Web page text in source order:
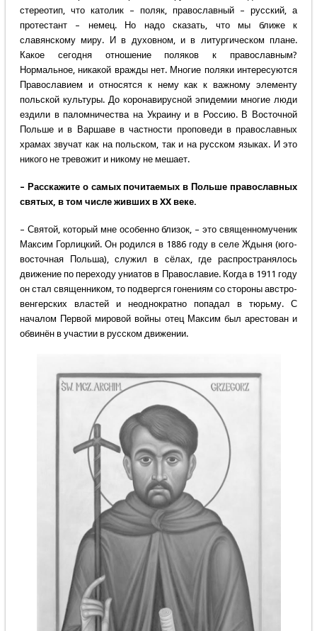
стереотип, что католик – поляк, православный – русский, а
протестант – немец. Но надо сказать, что мы ближе к
славянскому миру. И в духовном, и в литургическом плане.
Какое сегодня отношение поляков к православным?
Нормальное, никакой вражды нет. Многие поляки интересуются
Православием и относятся к нему как к важному элементу
польской культуры. До коронавирусной эпидемии многие люди
ездили в паломничества на Украину и в Россию. В Восточной
Польше и в Варшаве в частности проповеди в православных
храмах звучат как на польском, так и на русском языках. И это
никого не тревожит и никому не мешает.
– Расскажите о самых почитаемых в Польше православных
святых, в том числе живших в XX веке.
– Святой, который мне особенно близок, – это священномученик
Максим Горлицкий. Он родился в 1886 году в селе Ждыня (юго-
восточная Польша), служил в сёлах, где распространялось
движение по переходу униатов в Православие. Когда в 1911 году
он стал священником, то подвергся гонениям со стороны австро-
венгерских властей и неоднократно попадал в тюрьму. С
началом Первой мировой войны отец Максим был арестован и
обвинён в участии в русском движении.